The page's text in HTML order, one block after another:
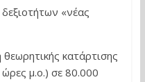
«νέας
κατάρτισης
μ.ο.) σε 80.000